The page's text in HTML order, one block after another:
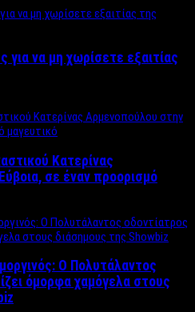
για να μη χωρίσετε εξαιτίας
Κατερίνας
σε έναν προορισμό
O Πολυτάλαντος
όμορφα χαμόγελα στους